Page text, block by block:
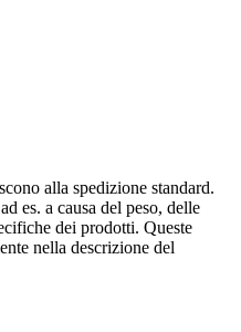
alla spedizione standard.
es. a causa del peso, delle
dei prodotti. Queste
nella descrizione del